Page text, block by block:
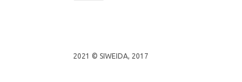
2021 © SIWEIDA, 2017